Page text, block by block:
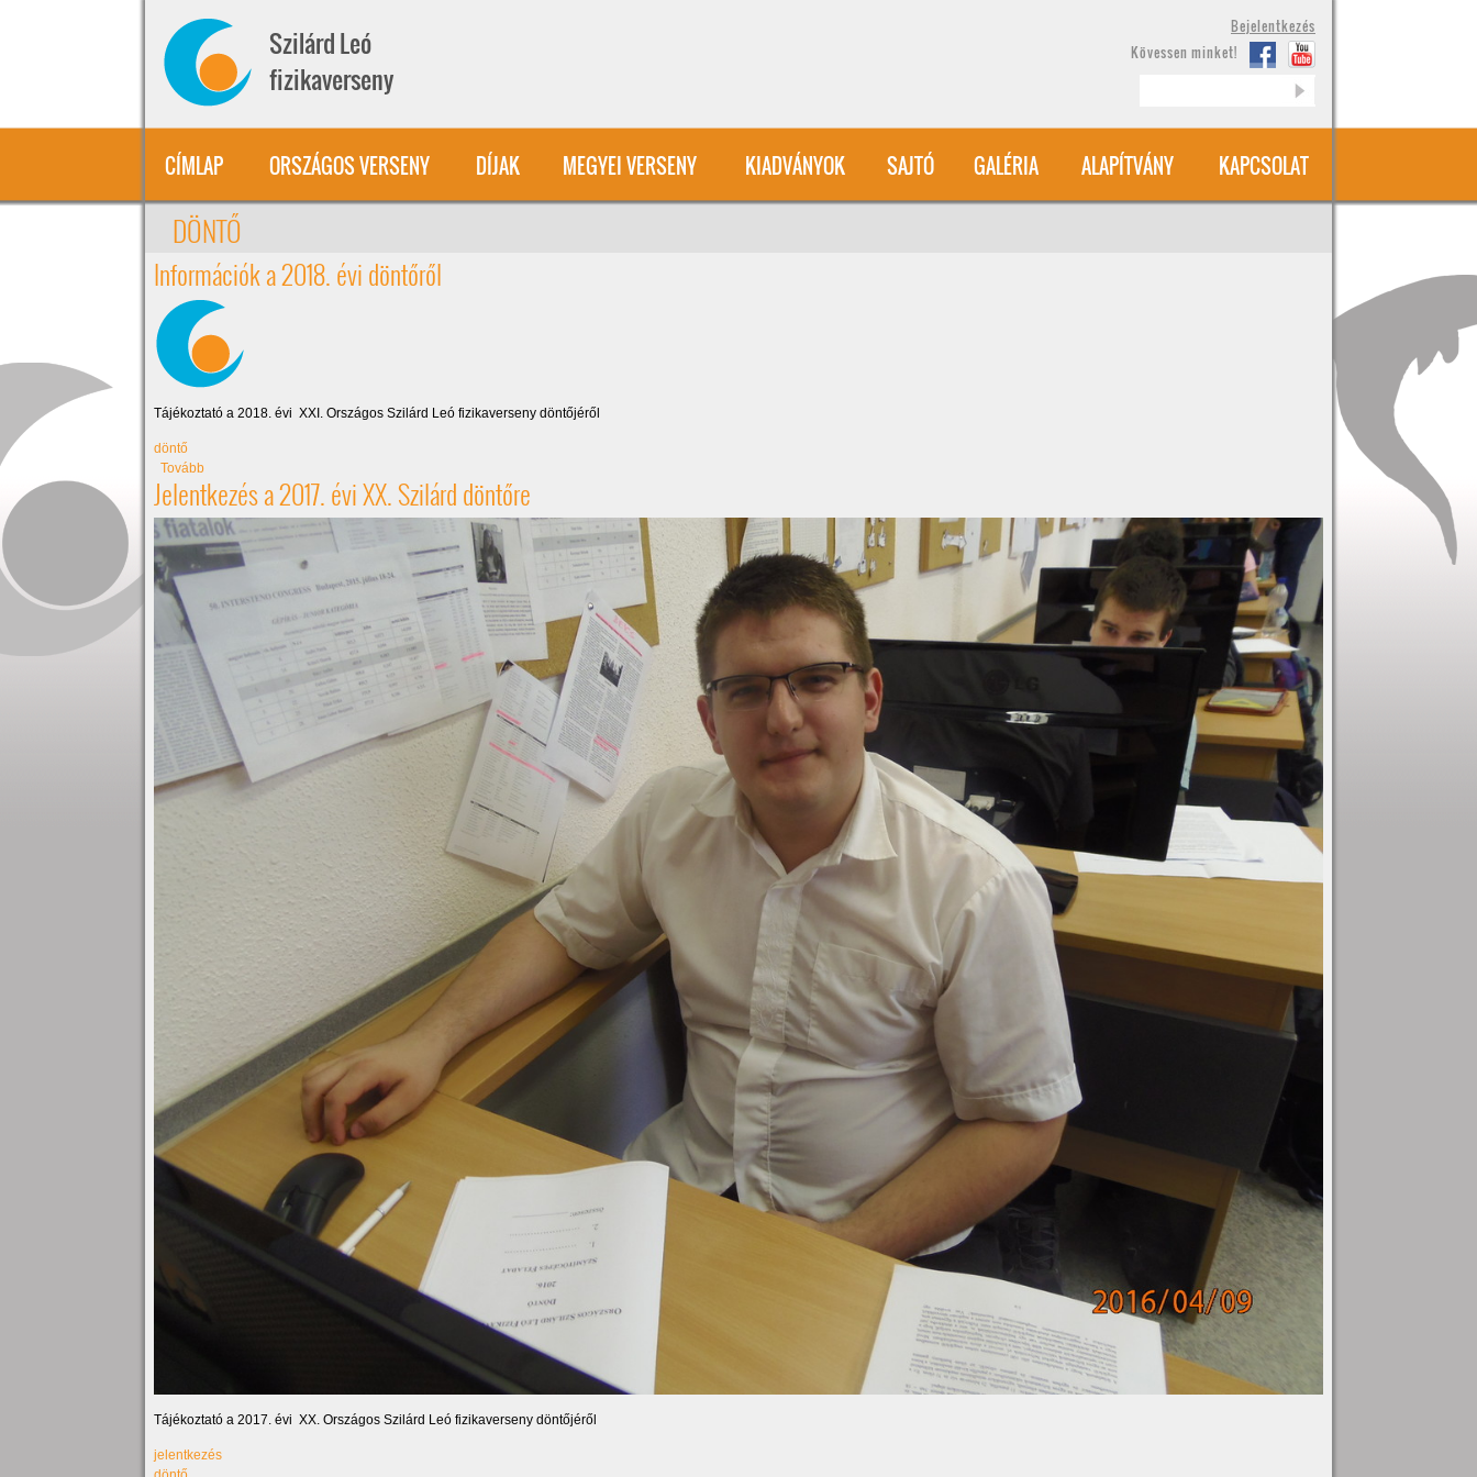
Szilárd Leó
fizikaverseny
Bejelentkezés
Kövessen minket!
CÍMLAP ORSZÁGOS VERSENY DÍJAK MEGYEI VERSENY KIADVÁNYOK SAJTÓ GALÉRIA ALAPÍTVÁNY KAPCSOLAT
DÖNTŐ
Információk a 2018. évi döntőről
Tájékoztató a 2018. évi XXI. Országos Szilárd Leó fizikaverseny döntőjéről
döntő
Tovább(Információk a 2018. évi döntőről)
Jelentkezés a 2017. évi XX. Szilárd döntőre
Tájékoztató a 2017. évi XX. Országos Szilárd Leó fizikaverseny döntőjéről
jelentkezés